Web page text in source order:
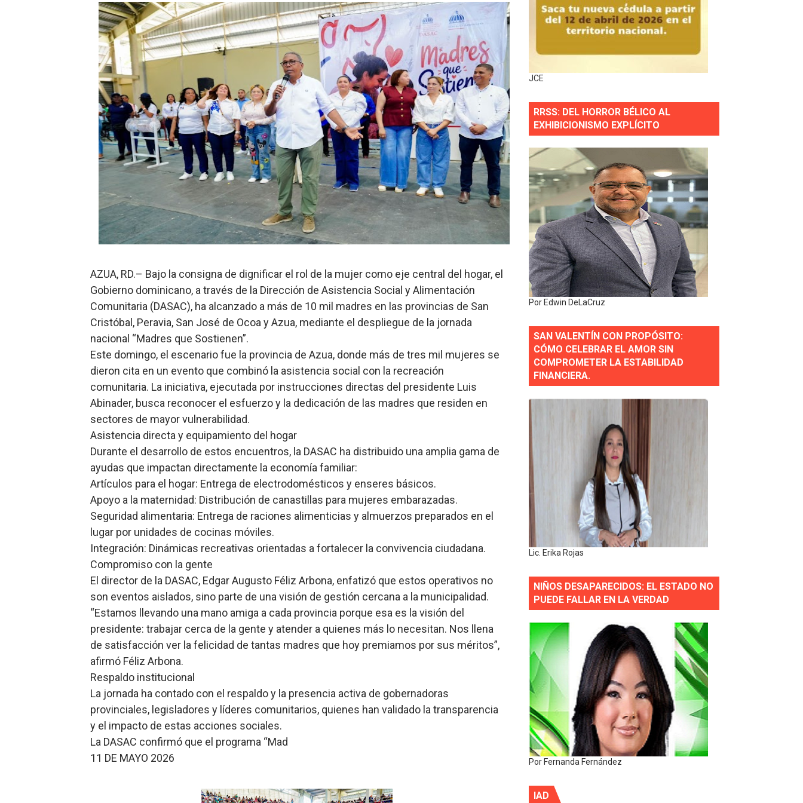
CESDN urge fortalecer el sistema eléctrico ante constantes apagones en Santo Domingo Norte
Cacerolazos, gomas quemadas y bombas lagrimógenas: Tensión en la Fernández Domínguez por apagones en Cayenas y Residencial Amalia
Roberto Ángel Salcedo anuncia festival cultural para la región Este
Roberto Ángel Salcedo anuncia festival cultural para la región Este
Respuesta oportuna de Propeep permite a familia de La Cuaba recuperar su hogar tras incendio
Juramentan a Angelina Biviana Riveiro como nueva vicepresidenta ejecutiva de Fiduciaria Reservas.
DIGEIG y Liga Municipal Dominicana impulsan metas de transparencia
Tribunal Superior Administrativo anula permisos urbanísticos del proyecto Everest Tower en Piantini
JCE flexibiliza renovación de cédula: adiós al orden por mes de nacimiento en municipios pequeños
Restaurante Amigos es reconocido por sus cuatro décadas de excelencia en el sector gastronómico
Banco Popular escala 17 posiciones en los mil mejores bancos del mundo
SNS y el SRSO actualizan Manual de Comunicación Interna y Externa para fortalecer gestión comunicacional en salud
Osiris de León responde a Roberto Tineo y a Yeisy por sus críticas destempladas sobre Presa de Guaiguí: "Es ignorancia supina"
DGPCF: 55 años sembrando desarrollo y fortaleciendo la frontera dominicana
Operativo interagencial frena delitos ambientales y recupera terrenos en zonas protegidas del país
​AZUA, RD.– Bajo la consigna de dignificar el rol de la mujer como eje central del hogar, el
Gobierno dominicano, a través de la Dirección de Asistencia Social y Alimentación
Comunitaria (DASAC), ha alcanzado a más de 10 mil madres en las provincias de San
Cristóbal, Peravia, San José de Ocoa y Azua, mediante el despliegue de la jornada
nacional “Madres que Sostienen”.
​Este domingo, el escenario fue la provincia de Azua, donde más de tres mil mujeres se
dieron cita en un evento que combinó la asistencia social con la recreación
comunitaria. La iniciativa, ejecutada por instrucciones directas del presidente Luis
Abinader, busca reconocer el esfuerzo y la dedicación de las madres que residen en
sectores de mayor vulnerabilidad.
​Asistencia directa y equipamiento del hogar
​Durante el desarrollo de estos encuentros, la DASAC ha distribuido una amplia gama de
ayudas que impactan directamente la economía familiar:
​Artículos para el hogar: Entrega de electrodomésticos y enseres básicos.
​Apoyo a la maternidad: Distribución de canastillas para mujeres embarazadas.
​Seguridad alimentaria: Entrega de raciones alimenticias y almuerzos preparados en el
lugar por unidades de cocinas móviles.
​Integración: Dinámicas recreativas orientadas a fortalecer la convivencia ciudadana.
​Compromiso con la gente
​El director de la DASAC, Edgar Augusto Féliz Arbona, enfatizó que estos operativos no
son eventos aislados, sino parte de una visión de gestión cercana a la municipalidad.
​“Estamos llevando una mano amiga a cada provincia porque esa es la visión del
presidente: trabajar cerca de la gente y atender a quienes más lo necesitan. Nos llena
de satisfacción ver la felicidad de tantas madres que hoy premiamos por sus méritos”,
afirmó Féliz Arbona.
​Respaldo institucional
​La jornada ha contado con el respaldo y la presencia activa de gobernadoras
provinciales, legisladores y líderes comunitarios, quienes han validado la transparencia
y el impacto de estas acciones sociales.
​La DASAC confirmó que el programa “Mad
11 DE MAYO 2026
JCE
RRSS: DEL HORROR BÉLICO AL
EXHIBICIONISMO EXPLÍCITO
Por Edwin DeLaCruz
SAN VALENTÍN CON PROPÓSITO:
CÓMO CELEBRAR EL AMOR SIN
COMPROMETER LA ESTABILIDAD
FINANCIERA.
Lic. Erika Rojas
NIÑOS DESAPARECIDOS: EL ESTADO NO
PUEDE FALLAR EN LA VERDAD
Por Fernanda Fernández
IAD